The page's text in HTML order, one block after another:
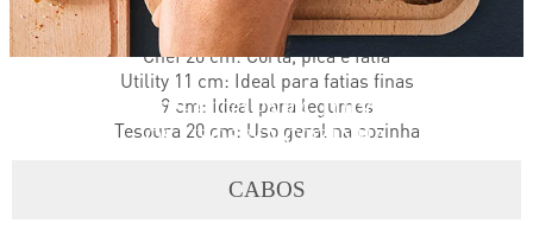
PERFEITO PARA TODOS
OS USOS NA COZINHA
Chef 20 cm: Corta, pica e fatia
Utility 11 cm: Ideal para fatias finas
9 cm: Ideal para legumes
Tesoura 20 cm: Uso geral na cozinha
CABOS